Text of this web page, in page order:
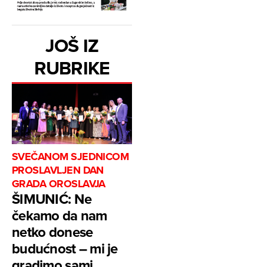
JOŠ IZ
RUBRIKE
SVEČANOM SJEDNICOM
PROSLAVLJEN DAN
GRADA OROSLAVJA
ŠIMUNIĆ: Ne
čekamo da nam
netko donese
budućnost – mi je